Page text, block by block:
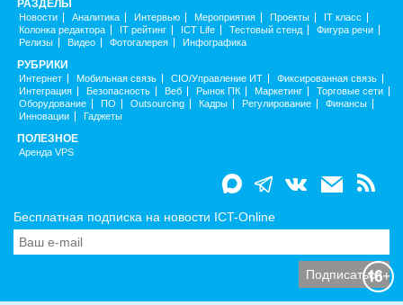
РАЗДЕЛЫ
Новости Аналитика Интервью Мероприятия Проекты
IT класс
Колонка редактора
IT рейтинг ICT Life Тестовый стенд
Фигура речи
Релизы
Видео Фотогалерея Инфографика
РУБРИКИ
Интернет Мобильная связь CIO/Управление ИТ
Фиксированная связь
Интеграция
Безопасность Веб Рынок ПК Маркетинг
Торговые сети
Оборудование
ПО Outsourcing Кадры Регулирование
Финансы
Инновации
Гаджеты
ПОЛЕЗНОЕ
Аренда VPS
Бесплатная подписка на новости ICT-Online